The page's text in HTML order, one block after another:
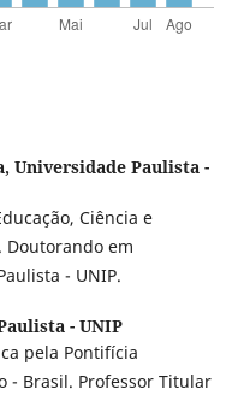
Universidade Paulista -
Ciência e
Doutorando em
- UNIP.
- UNIP
pela Pontifícia
- Brasil. Professor Titular